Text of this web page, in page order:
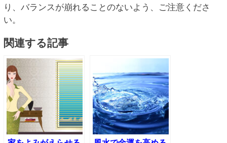
り、バランスが崩れることのないよう、ご注意くださ
い。
関連する記事